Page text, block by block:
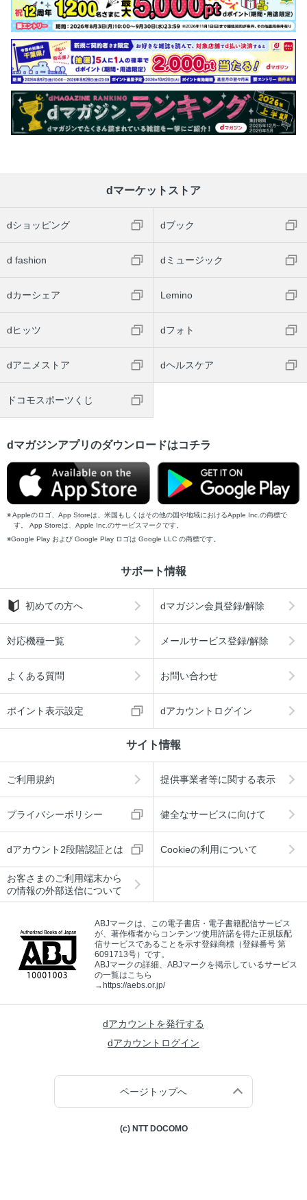
dマーケットストア
dショッピング dブック
d fashion dミュージック
dカーシェア Lemino
dヒッツ dフォト
dアニメストア dヘルスケア
ドコモスポーツくじ
dマガジンアプリのダウンロードはコチラ
Appleのロゴ、App Storeは、米国もしくはその他の国や地域におけるApple Inc.の商標で
す。 App Storeは、Apple Inc.のサービスマークです。
Google Play および Google Play ロゴは Google LLC の商標です。
サポート情報
初めての方へ dマガジン会員登録/解除
対応機種一覧 メールサービス登録/解除
よくある質問 お問い合わせ
ポイント表示設定 dアカウントログイン
サイト情報
ご利用規約 提供事業者等に関する表示
プライバシーポリシー 健全なサービスに向けて
dアカウント2段階認証とは Cookieの利用について
お客さまのご利用端末から
の情報の外部送信について
ABJマークは、この電子書店・電子書籍配信サービス
が、著作権者からコンテンツ使用許諾を得た正規版配
信サービスであることを示す登録商標（登録番号 第
6091713号）です。
ABJマークの詳細、ABJマークを掲示しているサービス
の一覧はこちら
→https://aebs.or.jp/
dアカウントを発行する
dアカウントログイン
ページトップへ
(c) NTT DOCOMO